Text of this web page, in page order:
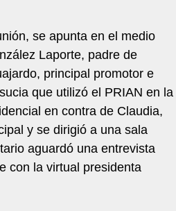
se apunta en el medio
Laporte, padre de
principal promotor e
que utilizó el PRIAN en la
en contra de Claudia,
y se dirigió a una sala
aguardó una entrevista
con la virtual presidenta